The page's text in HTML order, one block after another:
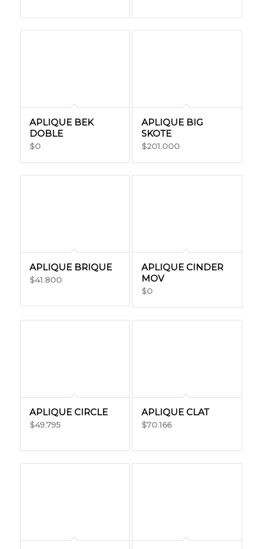
APLIQUE BEK
DOBLE
$0
APLIQUE BIG
SKOTE
$201.000
APLIQUE BRIQUE
$41.800
APLIQUE CINDER
MOV
$0
APLIQUE CIRCLE
$49.795
APLIQUE CLAT
$70.166